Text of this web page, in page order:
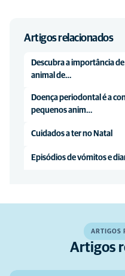
Artigos relacionados
Descubra a importância
animal de…
Doença periodontal é a
pequenos anim…
Cuidados a ter no Natal
Episódios de vómitos e
ARTIGOS
Artigos